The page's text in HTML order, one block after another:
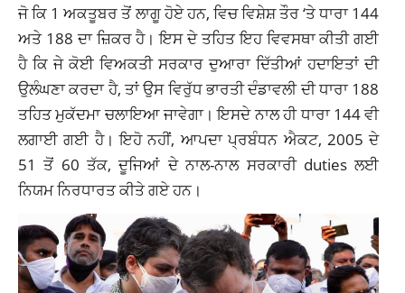
ਜੋ ਕਿ 1 ਅਕਤੂਬਰ ਤੋਂ ਲਾਗੂ ਹੋਏ ਹਨ, ਵਿਚ ਵਿਸ਼ੇਸ਼ ਤੌਰ ‘ਤੇ ਧਾਰਾ 144
ਅਤੇ 188 ਦਾ ਜ਼ਿਕਰ ਹੈ। ਇਸ ਦੇ ਤਹਿਤ ਇਹ ਵਿਵਸਥਾ ਕੀਤੀ ਗਈ
ਹੈ ਕਿ ਜੇ ਕੋਈ ਵਿਅਕਤੀ ਸਰਕਾਰ ਦੁਆਰਾ ਦਿੱਤੀਆਂ ਹਦਾਇਤਾਂ ਦੀ
ਉਲੰਘਣਾ ਕਰਦਾ ਹੈ, ਤਾਂ ਉਸ ਵਿਰੁੱਧ ਭਾਰਤੀ ਦੰਡਾਵਲੀ ਦੀ ਧਾਰਾ 188
ਤਹਿਤ ਮੁਕੱਦਮਾ ਚਲਾਇਆ ਜਾਵੇਗਾ। ਇਸਦੇ ਨਾਲ ਹੀ ਧਾਰਾ 144 ਵੀ
ਲਗਾਈ ਗਈ ਹੈ। ਇਹੋ ਨਹੀਂ, ਆਪਦਾ ਪ੍ਰਬੰਧਨ ਐਕਟ, 2005 ਦੇ
51 ਤੋਂ 60 ਤੱਕ, ਦੂਜਿਆਂ ਦੇ ਨਾਲ-ਨਾਲ ਸਰਕਾਰੀ duties ਲਈ
ਨਿਯਮ ਨਿਰਧਾਰਤ ਕੀਤੇ ਗਏ ਹਨ।